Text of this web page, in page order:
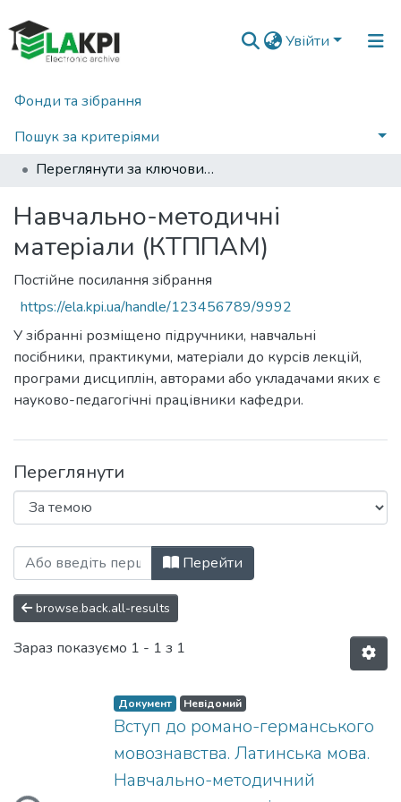
Увійти
Фонди та зібрання
Пошук за критеріями
Головна
Переглянути за ключовими словами
Навчально-методичні
матеріали (КТППАМ)
Постійне посилання зібрання
https://ela.kpi.ua/handle/123456789/9992
У зібранні розміщено підручники, навчальні
посібники, практикуми, матеріали до курсів лекцій,
програми дисциплін, авторами або укладачами яких є
науково-педагогічні працівники кафедри.
Переглянути
Перегляд Навчально-методичні
Перейти
browse.back.all-results
Зараз показуємо 1 - 1 з 1
Документ Невідомий
Вступ до романо-германського
мовознавства. Латинська мова.
Навчально-методичний